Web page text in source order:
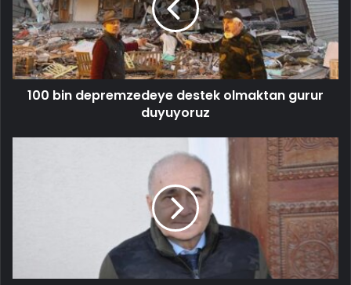
100 bin depremzedeye destek olmaktan gurur
duyuyoruz